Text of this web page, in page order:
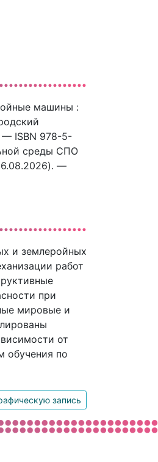
машины :
— ISBN 978-5-
среды СПО
—
и землеройных
работ
при
мировые и
от
обучения по
запись